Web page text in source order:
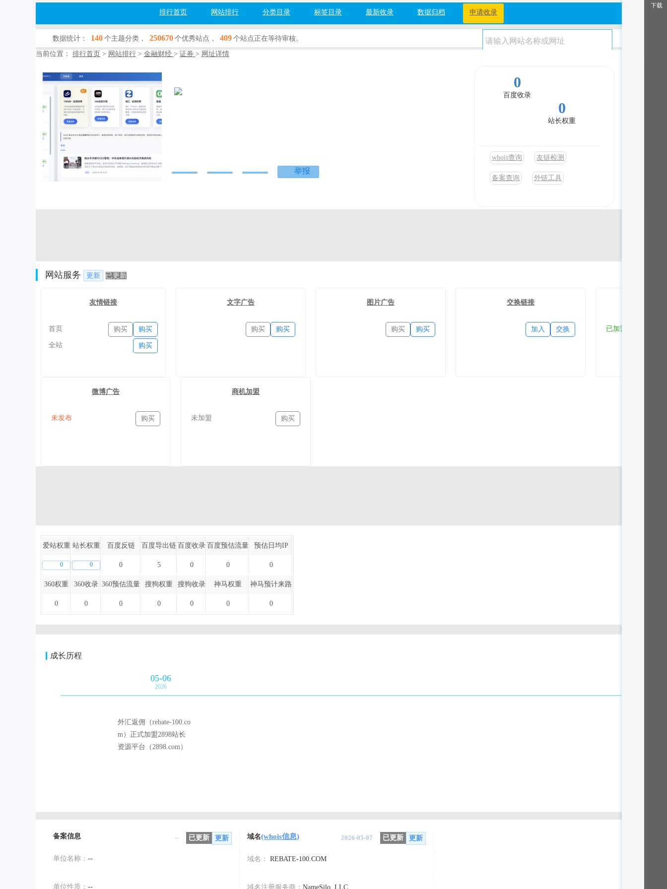
排行首页 网站排行 分类目录 标签目录 最新收录 数据归档 申请收录
数据统计： 140 个主题分类， 250670 个优秀站点， 409 个站点正在等待审核。
当前位置： 排行首页 > 网站排行 > 金融财经 > 证券 > 网址详情
举报
0
百度收录
0
站长权重
whois查询 友链检测
备案查询 外链工具
网站服务 更新 已更新
友情链接
首页 购买
购买
全站 购买
文字广告
购买
购买
图片广告
购买
购买
交换链接
交换
加入 已加盟
微博广告
未发布 购买
商机加盟
未加盟 购买
爱站权重 站长权重 百度反链 百度导出链 百度收录 百度预估流量 预估日均IP
0 0 0 5 0 0 0
360权重 360收录 360预估流量 搜狗权重 搜狗收录 神马权重 神马预计来路
0 0 0 0 0 0 0
成长历程
05-06
2026
外汇返佣（rebate-100.co
m）正式加盟2898站长
资源平台（2898.com）
备案信息 更新
已更新
--
单位名称： --
单位性质： --
域名(whois信息) 更新
已更新
2026-05-07
域名： REBATE-100.COM
域名注册服务商： NameSilo, LLC
下载